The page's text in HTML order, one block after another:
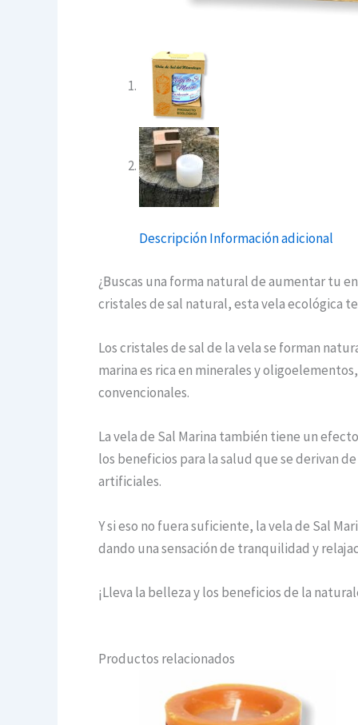
DescripciónInformación adicional
¿Buscas una forma natural de aumentar tu
cristales de sal natural, esta vela ecológica
Los cristales de sal de la vela se forman
marina es rica en minerales y
convencionales.
La vela de Sal Marina también tiene un
los beneficios para la salud que se derivan
artificiales.
Y si eso no fuera suficiente, la vela de Sal
dando una sensación de tranquilidad y
¡Lleva la belleza y los beneficios de la
Productos relacionados